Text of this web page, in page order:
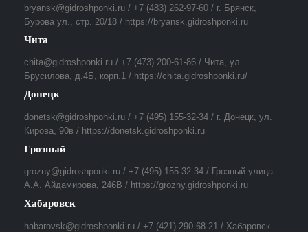
bryansk@gidroshponki.ru / +7 (483) 262-97-60 / г. Брянск,
Бурова ул., стр. 20/18 / https://bryansk.gidroshponki.ru
Чита
chita@gidroshponki.ru / +7 (473) 200-61-86 / Чита, ул.
Брусилова, д.4Б, корп.1 / https://chita.gidroshponki.ru/
Донецк
donetsk@gidroshponki.ru / +7 (495) 155-32-34 / г. Донецк, ул.
Кирова, 90в / https://donetsk.gidroshponki.ru
Грозный
grozny@gidroshponki.ru / +7 (495) 155-32-34 / Грозный улица
А.А. Айдамирова, 246В / https://grozny.gidroshponki.ru
Хабаровск
habarovsk@gidroshponki.ru / +7 (421) 290-68-21 / Хабаровск